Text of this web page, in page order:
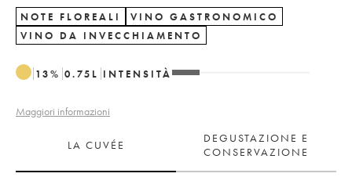
NOTE FLOREALI
VINO GASTRONOMICO
VINO DA INVECCHIAMENTO
13% 0.75 L INTENSITÀ
Maggiori informazioni
LA CUVÉE
DEGUSTAZIONE E
CONSERVAZIONE